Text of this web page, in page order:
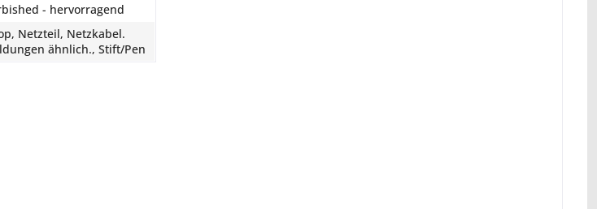
- hervorragend
Netzteil, Netzkabel.
ähnlich., Stift/Pen